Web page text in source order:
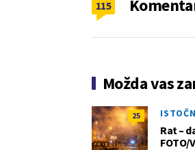
115
Možda vas
25
Rat –
FOTO/